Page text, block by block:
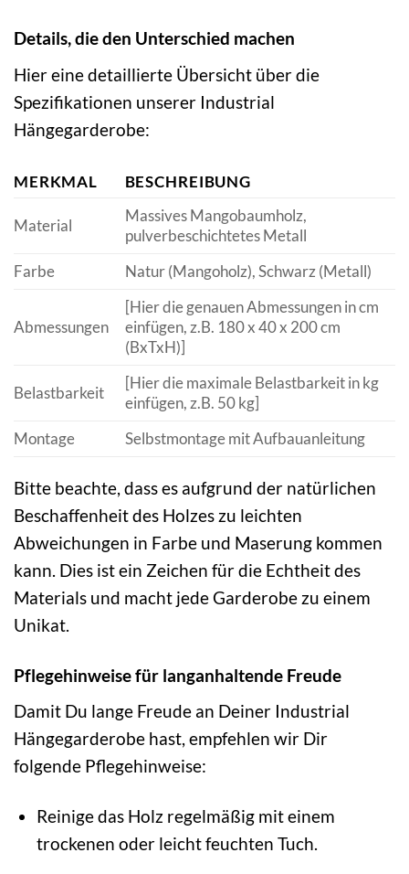
Details, die den Unterschied machen
Hier eine detaillierte Übersicht über die
Spezifikationen unserer Industrial
Hängegarderobe:
MERKMAL BESCHREIBUNG
Material
Massives Mangobaumholz,
pulverbeschichtetes Metall
Farbe
Natur (Mangoholz), Schwarz (Metall)
Abmessungen
[Hier die genauen Abmessungen in cm
einfügen, z.B. 180 x 40 x 200 cm
(BxTxH)]
Belastbarkeit
[Hier die maximale Belastbarkeit in kg
einfügen, z.B. 50 kg]
Montage
Selbstmontage mit Aufbauanleitung
Bitte beachte, dass es aufgrund der natürlichen
Beschaffenheit des Holzes zu leichten
Abweichungen in Farbe und Maserung kommen
kann. Dies ist ein Zeichen für die Echtheit des
Materials und macht jede Garderobe zu einem
Unikat.
Pflegehinweise für langanhaltende Freude
Damit Du lange Freude an Deiner Industrial
Hängegarderobe hast, empfehlen wir Dir
folgende Pflegehinweise:
Reinige das Holz regelmäßig mit einem
trockenen oder leicht feuchten Tuch.